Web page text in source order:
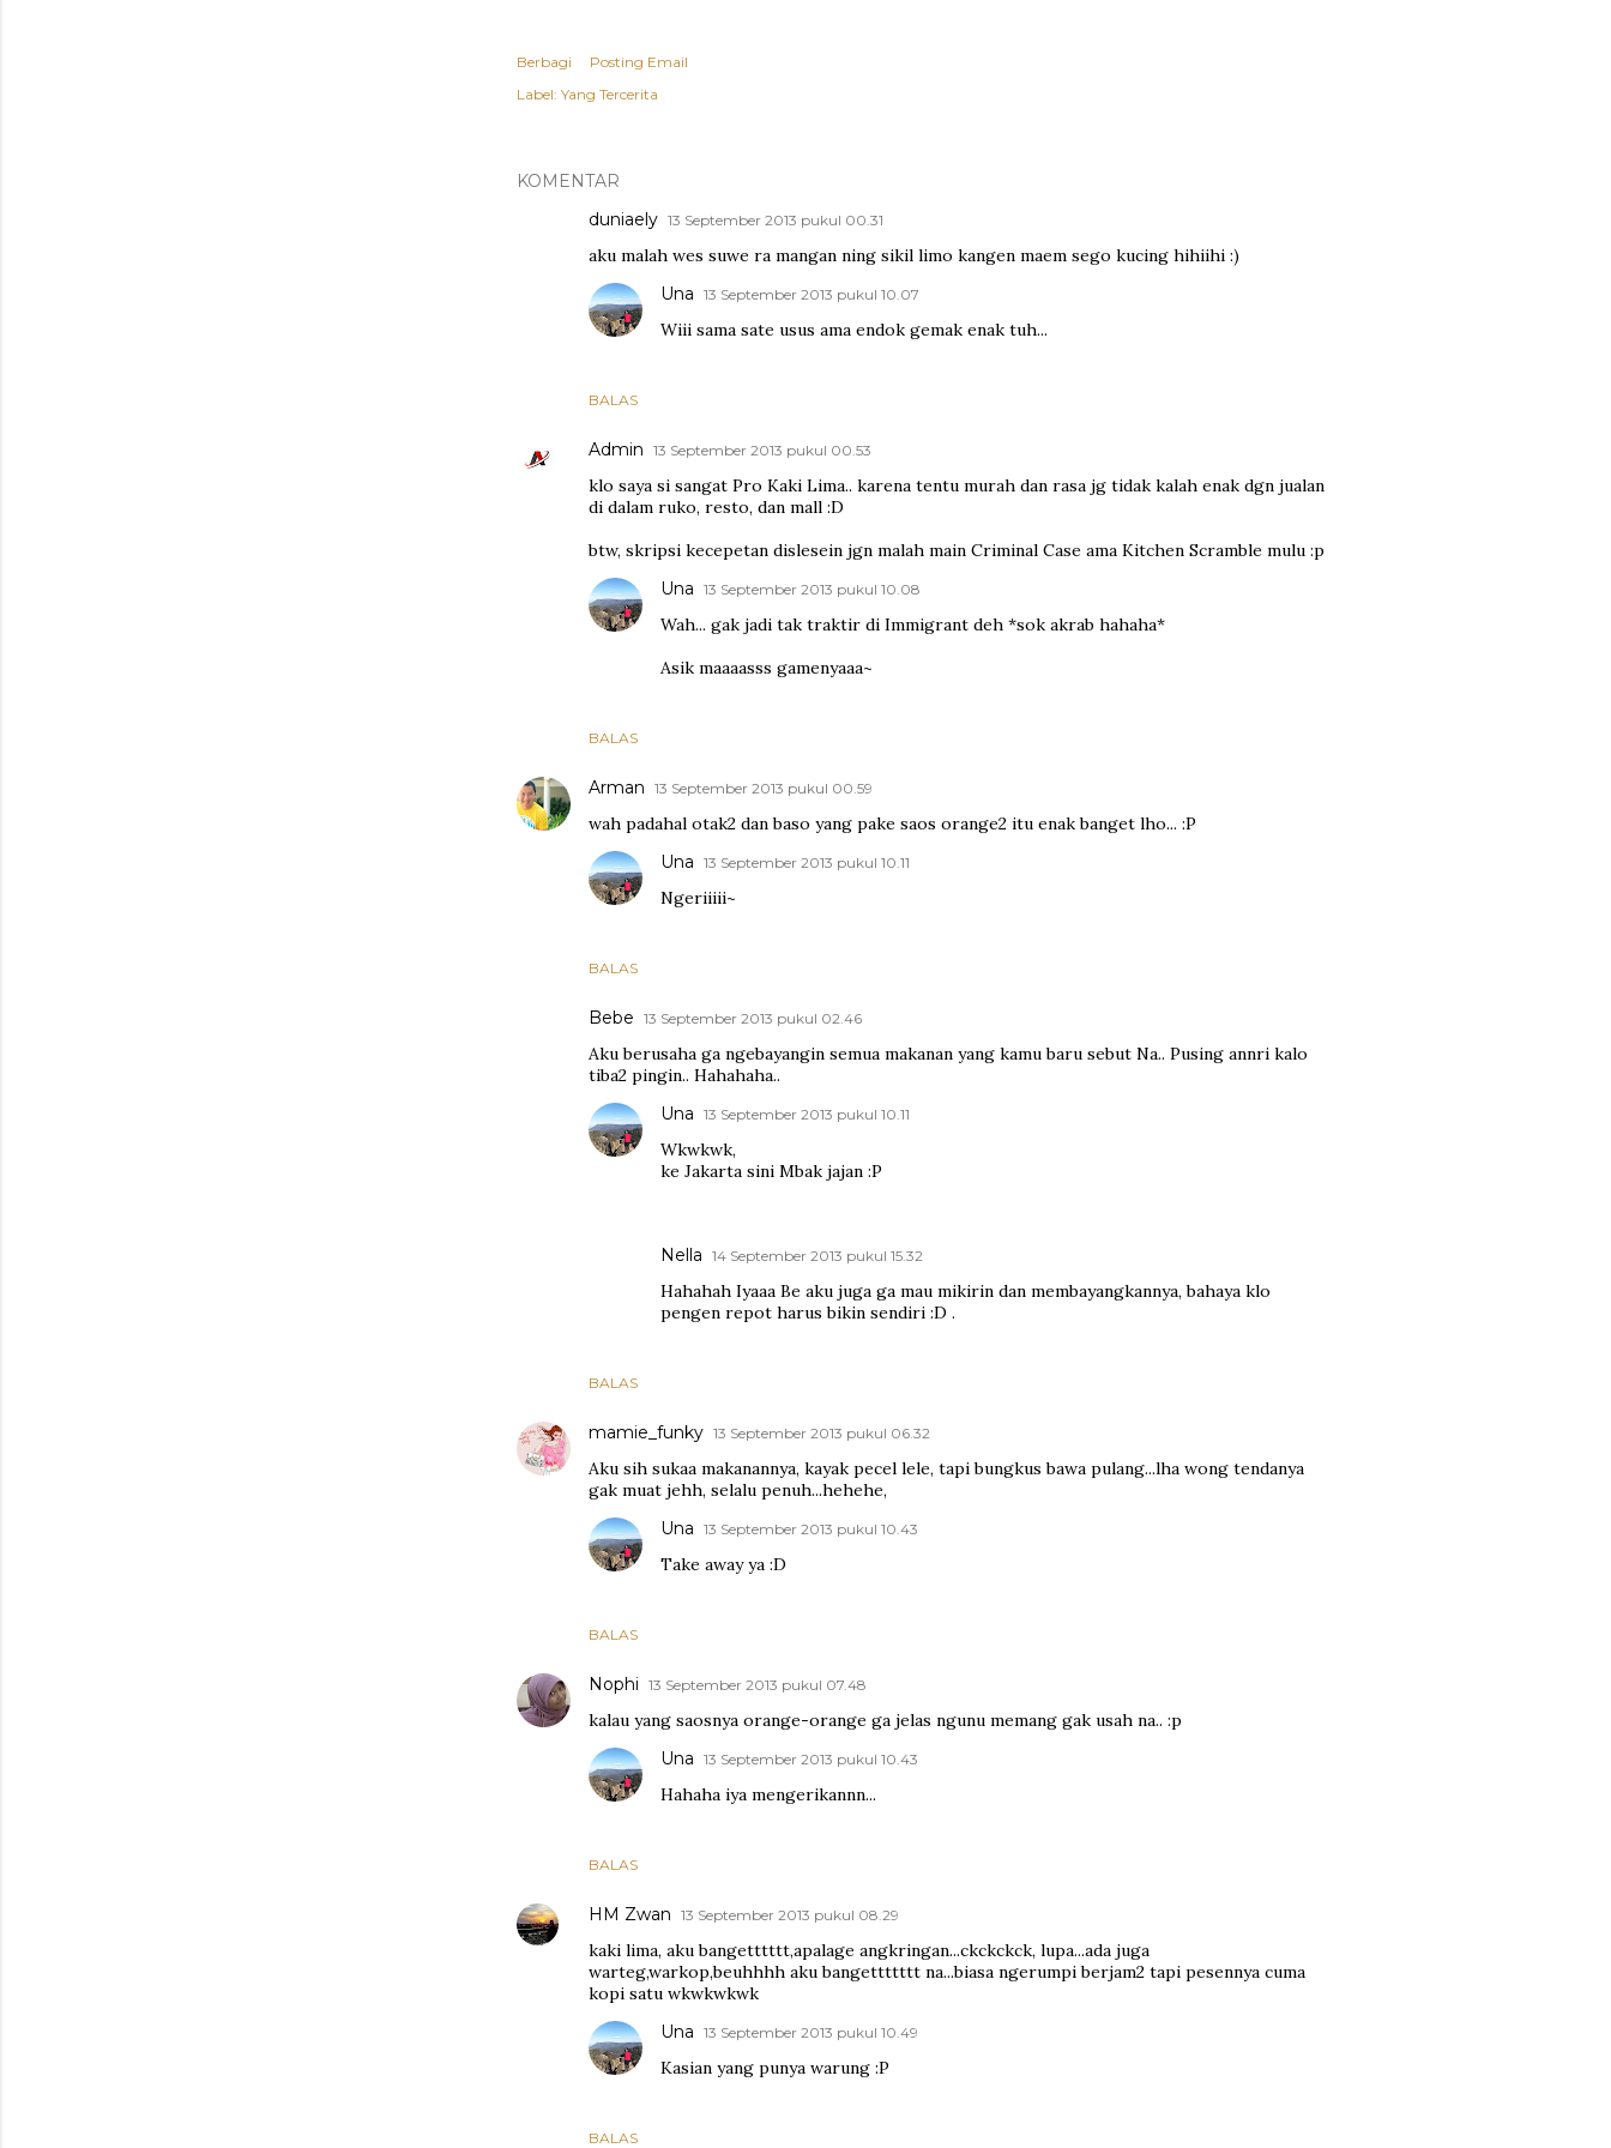
Berbagi
Posting Email
Label: Yang Tercerita
KOMENTAR
duniaely 13 September 2013 pukul 00.31
aku malah wes suwe ra mangan ning sikil limo kangen maem sego kucing hihiihi :)
BALAS
Una 13 September 2013 pukul 10.07
Wiii sama sate usus ama endok gemak enak tuh...
Admin 13 September 2013 pukul 00.53
klo saya si sangat Pro Kaki Lima.. karena tentu murah dan rasa jg tidak kalah enak dgn jualan
di dalam ruko, resto, dan mall :D
btw, skripsi kecepetan dislesein jgn malah main Criminal Case ama Kitchen Scramble mulu :p
BALAS
Una 13 September 2013 pukul 10.08
Wah... gak jadi tak traktir di Immigrant deh *sok akrab hahaha*
Asik maaaasss gamenyaaa~
Arman 13 September 2013 pukul 00.59
wah padahal otak2 dan baso yang pake saos orange2 itu enak banget lho... :P
BALAS
Una 13 September 2013 pukul 10.11
Ngeriiiii~
Bebe 13 September 2013 pukul 02.46
Aku berusaha ga ngebayangin semua makanan yang kamu baru sebut Na.. Pusing annri kalo
tiba2 pingin.. Hahahaha..
BALAS
Una 13 September 2013 pukul 10.11
Wkwkwk,
ke Jakarta sini Mbak jajan :P
Nella 14 September 2013 pukul 15.32
Hahahah Iyaaa Be aku juga ga mau mikirin dan membayangkannya, bahaya klo
pengen repot harus bikin sendiri :D .
mamie_funky 13 September 2013 pukul 06.32
Aku sih sukaa makanannya, kayak pecel lele, tapi bungkus bawa pulang...lha wong tendanya
gak muat jehh, selalu penuh...hehehe,
BALAS
Una 13 September 2013 pukul 10.43
Take away ya :D
Nophi 13 September 2013 pukul 07.48
kalau yang saosnya orange-orange ga jelas ngunu memang gak usah na.. :p
BALAS
Una 13 September 2013 pukul 10.43
Hahaha iya mengerikannn...
HM Zwan 13 September 2013 pukul 08.29
kaki lima, aku bangetttttt,apalage angkringan...ckckckck, lupa...ada juga
warteg,warkop,beuhhhh aku bangettttttt na...biasa ngerumpi berjam2 tapi pesennya cuma
kopi satu wkwkwkwk
BALAS
Una 13 September 2013 pukul 10.49
Kasian yang punya warung :P